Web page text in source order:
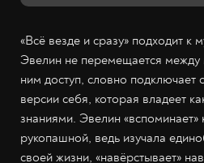
«Всё везде и сразу» подходит к
Эвелин не перемещается между
ним доступ, словно подключает
версии себя, которая владеет
знаниями. Эвелин «вспоминает»
рукопашной, ведь изучала
своей жизни, «навёрстывает»